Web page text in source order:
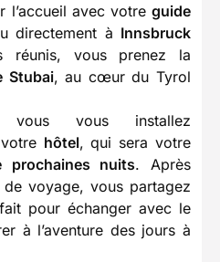
l’accueil avec votre guide
directement à Innsbruck
réunis, vous prenez la
Stubai, au cœur du Tyrol
vous installez
hôtel, qui sera votre
prochaines nuits. Après
voyage, vous partagez
pour échanger avec le
à l’aventure des jours à